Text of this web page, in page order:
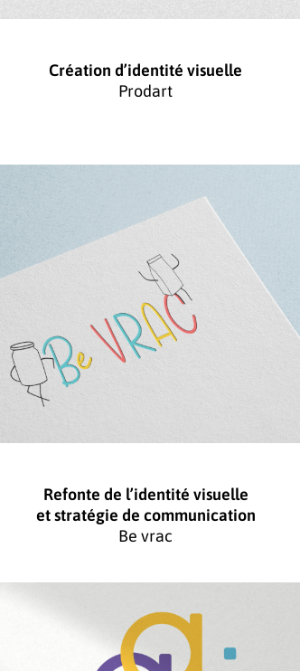
Création d’identité visuelle
Prodart
Refonte de l’identité visuelle
et stratégie de communication
Be vrac